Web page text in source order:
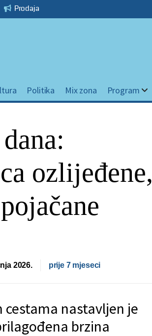
Prodaja
Politika Mix zona Program
ozlijeđene,
2026. prije 7 mjeseci
nastavljen je
brzina